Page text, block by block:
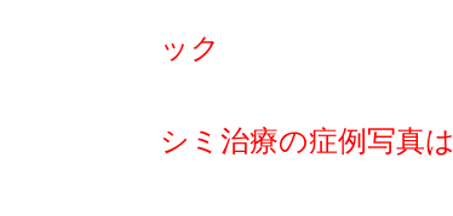
ック
シミ治療の症例写真は